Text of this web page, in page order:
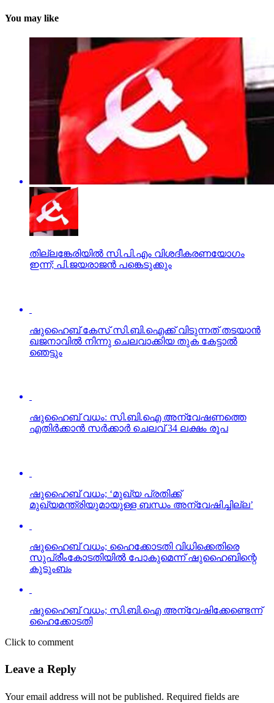
You may like
തില്ലങ്കേരിയില്‍ സി.പി.എം വിശദീകരണയോഗം
ഇന്ന്; പി.ജയരാജന്‍ പങ്കെടുക്കും
ഖജനാവില്‍ നിന്നു ചെലവാക്കിയ തുക കേട്ടാല്‍
ഞെട്ടും
ഷുഹൈബ് വധം; ‘മുഖ്യ പ്രതിക്ക്
മുഖ്യമന്ത്രിയുമായുള്ള ബന്ധം അന്വേഷിച്ചില്ല’
ഷുഹൈബ് വധം; ഹൈക്കോടതി വിധിക്കെതിരെ
കുടുംബം
ഹൈക്കോടതി
Click to comment
Leave a Reply
Your email address will not be published.
marked